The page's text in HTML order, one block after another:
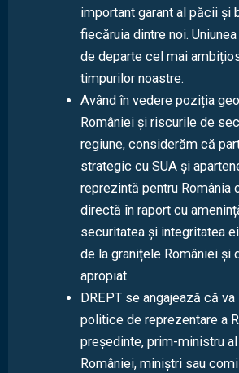
important garant al păcii și
fiecăruia dintre noi.
de departe cel mai
timpurilor noastre.
Având în vedere poziția
României și riscurile de
regiune, considerăm că
strategic cu SUA și
reprezintă pentru România
directă în raport cu
securitatea și integritatea
de la granițele României și
apropiat.
DREPT se angajează că
politice de reprezentare a
președinte, prim-ministru al
României, miniștri sau